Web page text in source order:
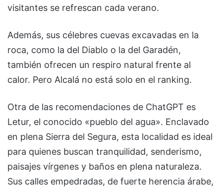
visitantes se refrescan cada verano.
Además, sus célebres cuevas excavadas en la
roca, como la del Diablo o la del Garadén,
también ofrecen un respiro natural frente al
calor. Pero Alcalá no está solo en el ranking.
Otra de las recomendaciones de ChatGPT es
Letur, el conocido «pueblo del agua». Enclavado
en plena Sierra del Segura, esta localidad es ideal
para quienes buscan tranquilidad, senderismo,
paisajes vírgenes y baños en plena naturaleza.
Sus calles empedradas, de fuerte herencia árabe,